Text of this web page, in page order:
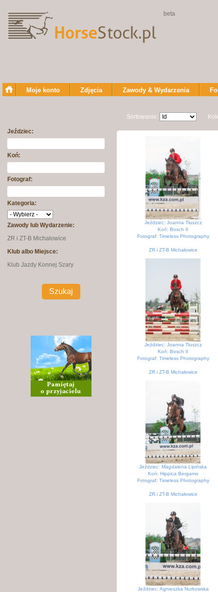
beta
Moje konto Zdjęcia Zawody & Wydarzenia
Jeździec:
Koń:
Fotograf:
Kategoria:
Zawody lub Wydarzenie:
ZR i ZT-B Michałowice
Klub albo Miejsce:
Klub Jazdy Konnej Szary
Sortowanie:
Jeździec: Joanna Tłuszcz
Koń: Bosch II
Fotograf: Timeless Photography
ZR i ZT-B Michałowice
Jeździec: Joanna Tłuszcz
Koń: Bosch II
Fotograf: Timeless Photography
ZR i ZT-B Michałowice
Jeździec: Magdalena Lipińska
Koń: Hippica Bergamo
Fotograf: Timeless Photography
ZR i ZT-B Michałowice
Jeździec: Agnieszka Nurkowska